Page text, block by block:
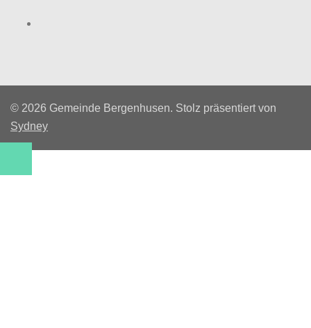
© 2026 Gemeinde Bergenhusen. Stolz präsentiert von
Sydney